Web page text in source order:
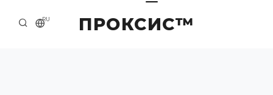
ПРОКСИС™
RU